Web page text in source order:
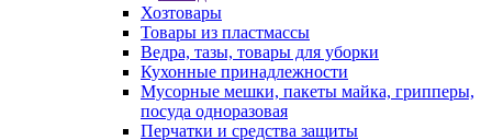
Хозтовары
Товары из пластмассы
Ведра, тазы, товары для уборки
Кухонные принадлежности
Мусорные мешки, пакеты майка, грипперы,
посуда одноразовая
Перчатки и средства защиты